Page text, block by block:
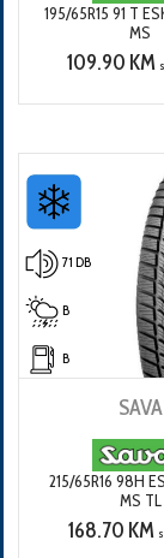
195/65R15 91 T
MS
109.90 KM
71 DB
B
B
SAVA
215/65R16 98H
MS TL
168.70 KM